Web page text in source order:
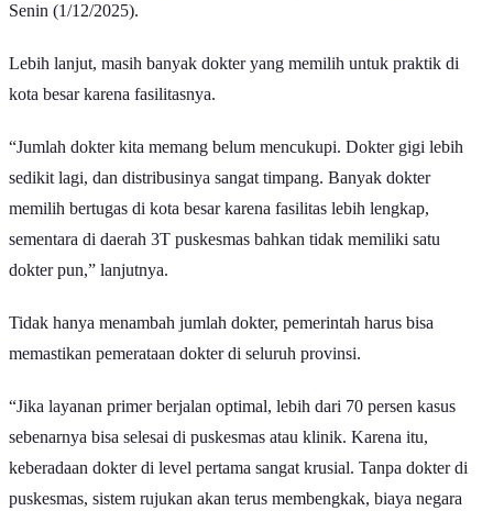
Senin (1/12/2025).
Lebih lanjut, masih banyak dokter yang memilih untuk praktik di
kota besar karena fasilitasnya.
“Jumlah dokter kita memang belum mencukupi. Dokter gigi lebih
sedikit lagi, dan distribusinya sangat timpang. Banyak dokter
memilih bertugas di kota besar karena fasilitas lebih lengkap,
sementara di daerah 3T puskesmas bahkan tidak memiliki satu
dokter pun,” lanjutnya.
Tidak hanya menambah jumlah dokter, pemerintah harus bisa
memastikan pemerataan dokter di seluruh provinsi.
“Jika layanan primer berjalan optimal, lebih dari 70 persen kasus
sebenarnya bisa selesai di puskesmas atau klinik. Karena itu,
keberadaan dokter di level pertama sangat krusial. Tanpa dokter di
puskesmas, sistem rujukan akan terus membengkak, biaya negara